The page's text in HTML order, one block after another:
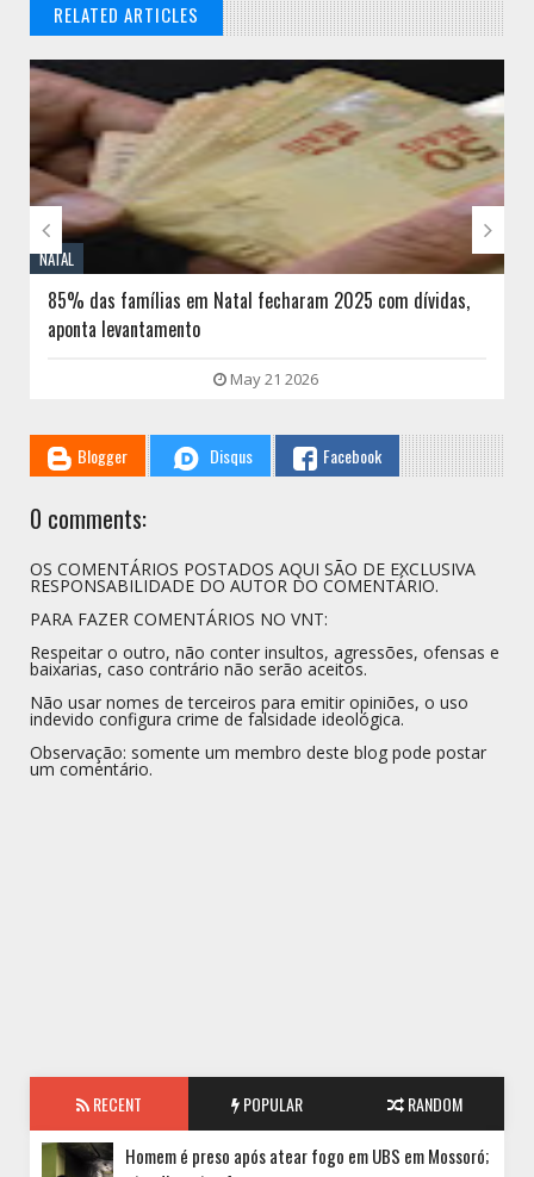
RELATED ARTICLES
// THATS WHAT YOU MIGHT BE LOOKING FOR
NATAL
85% das famílias em Natal fecharam 2025 com dívidas,
aponta levantamento
May 21 2026
 
Blogger Disqus Facebook
0 comments:
OS COMENTÁRIOS POSTADOS AQUI SÃO DE EXCLUSIVA
RESPONSABILIDADE DO AUTOR DO COMENTÁRIO.
PARA FAZER COMENTÁRIOS NO VNT:
Respeitar o outro, não conter insultos, agressões, ofensas e
baixarias, caso contrário não serão aceitos.
Não usar nomes de terceiros para emitir opiniões, o uso
indevido configura crime de falsidade ideológica.
Observação: somente um membro deste blog pode postar
um comentário.
RECENT POPULAR RANDOM
Homem é preso após atear fogo em UBS em Mossoró;